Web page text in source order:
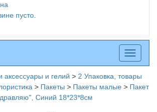
пусто.
меню
и гелий > 2 Упаковка, товары
> Пакеты > Пакеты малые > Пакет
Синий 18*23*8см